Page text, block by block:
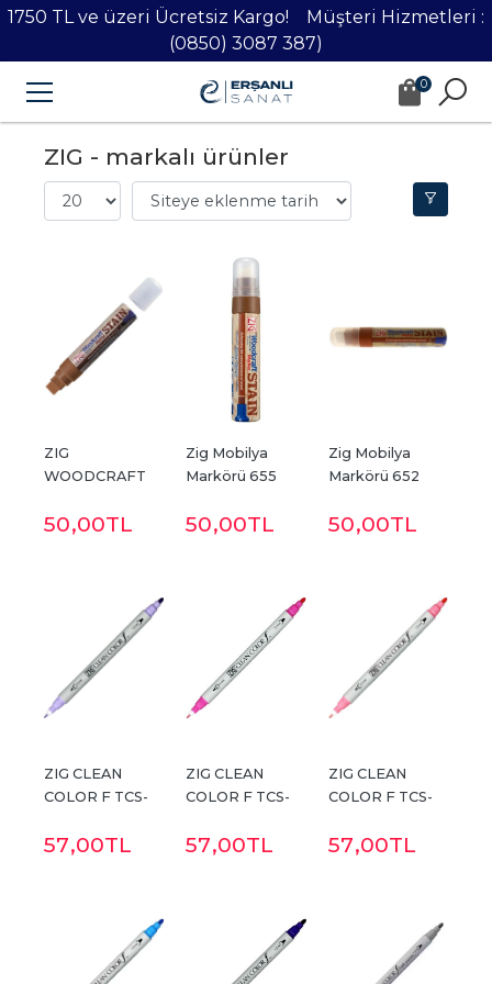
1750 TL ve üzeri Ücretsiz Kargo! Müşteri Hizmetleri :
(0850) 3087 387)
0
ZIG - markalı ürünler
ZIG
WOODCRAFT
PWS-120 651
50,00TL
Zig Mobilya
Markörü 655
50,00TL
Zig Mobilya
Markörü 652
50,00TL
ZIG CLEAN
COLOR F TCS-
LILAC
57,00TL
ZIG CLEAN
COLOR F TCS-
PINK
57,00TL
ZIG CLEAN
COLOR F TCS-
LIGHT CARMINE
57,00TL